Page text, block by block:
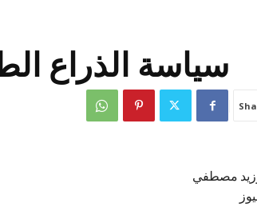
سياسة الذراع
مصطفي